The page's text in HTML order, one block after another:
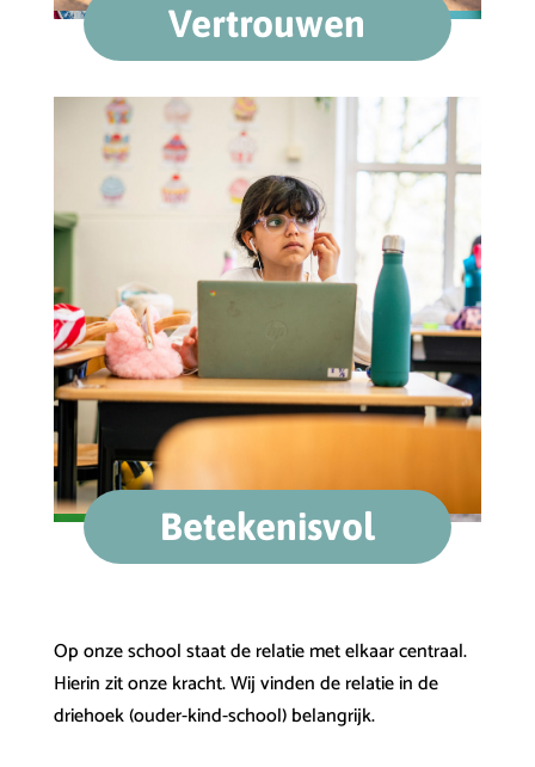
Vertrouwen
Betekenisvol
Op onze school staat de relatie met elkaar centraal.
Hierin zit onze kracht. Wij vinden de relatie in de
driehoek (ouder-kind-school) belangrijk.